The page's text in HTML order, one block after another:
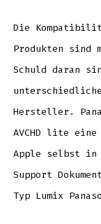
Die
Produkten sind
Schuld daran
Hersteller.
AVCHD lite eine
Apple selbst in
Support
Typ Lumix